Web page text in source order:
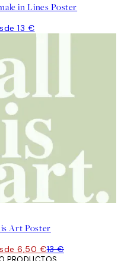
in Lines Poster
13 €
Art Poster
6,50 €13 €